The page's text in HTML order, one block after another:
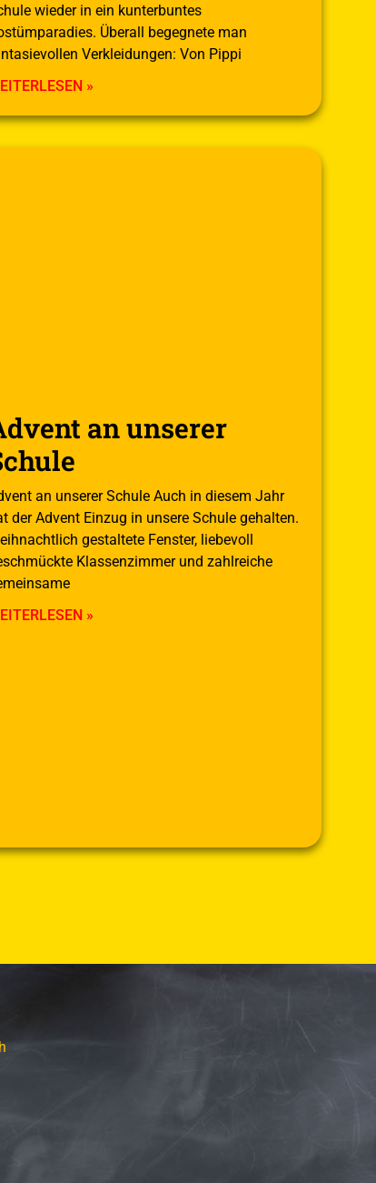
wieder in ein kunterbuntes
Überall begegnete man
Verkleidungen: Von Pippi
»
an unserer
an unserer Schule Auch in diesem Jahr
der Advent Einzug in unsere Schule gehalten.
gestaltete Fenster, liebevoll
Klassenzimmer und zahlreiche
»